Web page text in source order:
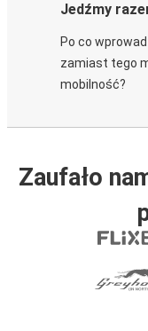
Jedźmy
Po co
zamiast tego
mobilność?
Zaufało